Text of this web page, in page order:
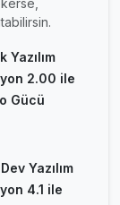
Yazılım
2.00 ile
Gücü
Yazılım
4.1 ile